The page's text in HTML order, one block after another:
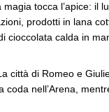
magia tocca l’apice: il
prodotti in lana
cioccolata calda in
La città di Romeo e
coda nell’Arena,